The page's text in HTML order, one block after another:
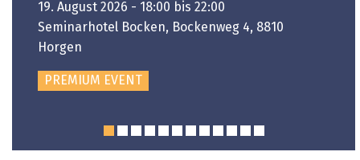
19. August 2026 - 18:00 bis 22:00
Seminarhotel Bocken, Bockenweg 4, 8810
Horgen
PREMIUM EVENT